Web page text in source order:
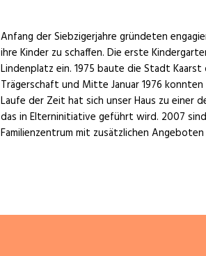
Anfang der Siebzigerjahre gründeten
ihre Kinder zu schaffen. Die erste
Lindenplatz ein. 1975 baute die Stadt
Trägerschaft und Mitte Januar 1976
Laufe der Zeit hat sich unser Haus zu einer
das in Elterninitiative geführt wird. 2007
Familienzentrum mit zusätzlichen